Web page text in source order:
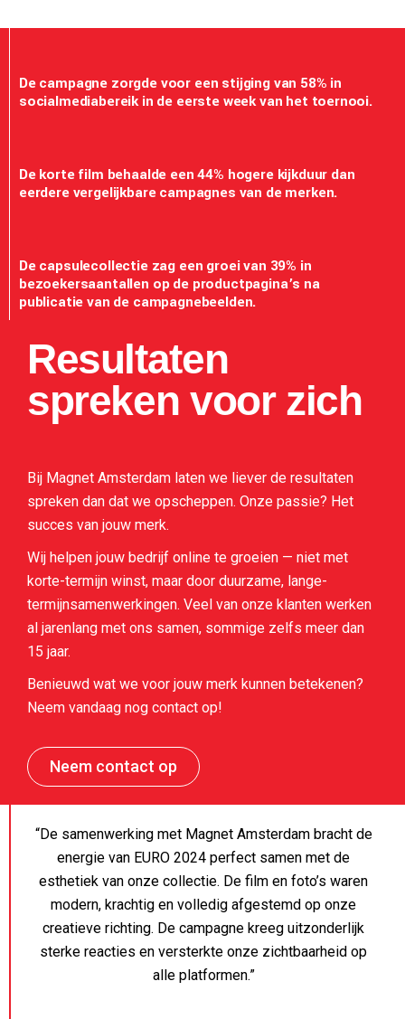
De campagne zorgde voor een stijging van 58% in
socialmediabereik in de eerste week van het toernooi.
De korte film behaalde een 44% hogere kijkduur dan
eerdere vergelijkbare campagnes van de merken.
De capsulecollectie zag een groei van 39% in
bezoekersaantallen op de productpagina’s na
publicatie van de campagnebeelden.
Resultaten
spreken voor zich
Bij Magnet Amsterdam laten we liever de resultaten
spreken dan dat we opscheppen. Onze passie? Het
succes van jouw merk.
Wij helpen jouw bedrijf online te groeien — niet met
korte-termijn winst, maar door duurzame, lange-
termijnsamenwerkingen. Veel van onze klanten werken
al jarenlang met ons samen, sommige zelfs meer dan
15 jaar.
Benieuwd wat we voor jouw merk kunnen betekenen?
Neem vandaag nog contact op!
Neem contact op
“De samenwerking met Magnet Amsterdam bracht de
energie van EURO 2024 perfect samen met de
esthetiek van onze collectie. De film en foto’s waren
modern, krachtig en volledig afgestemd op onze
creatieve richting. De campagne kreeg uitzonderlijk
sterke reacties en versterkte onze zichtbaarheid op
alle platformen.”